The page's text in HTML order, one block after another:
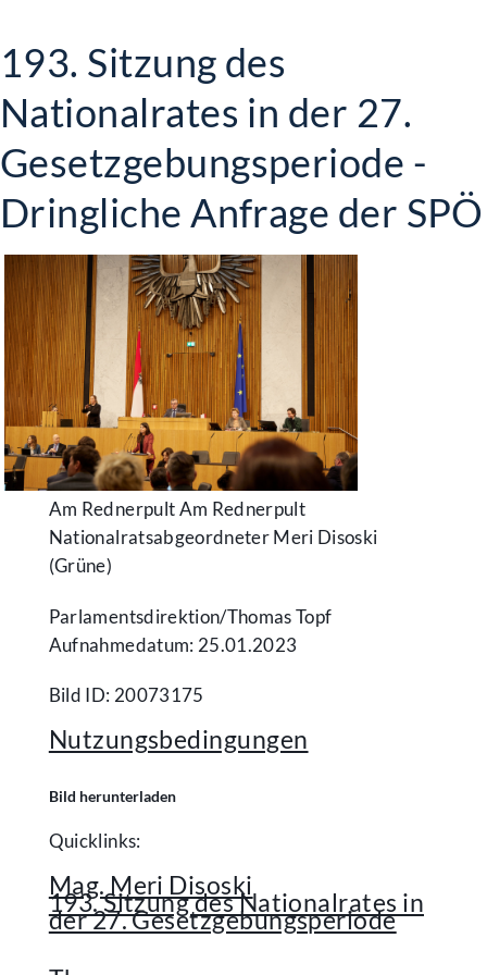
193. Sitzung des
Nationalrates in der 27.
Gesetzgebungsperiode -
Dringliche Anfrage der SPÖ
Am Rednerpult Am Rednerpult
Nationalratsabgeordneter Meri Disoski
(Grüne)
Parlamentsdirektion/​Thomas Topf
Aufnahmedatum: 25.01.2023
Bild ID: 20073175
Nutzungsbedingungen
Bild herunterladen
Quicklinks:
Mag. Meri Disoski
193. Sitzung des Nationalrates in
der 27. Gesetzgebungsperiode